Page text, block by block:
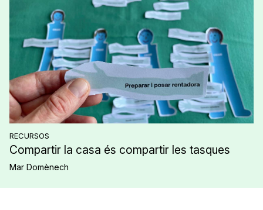
RECURSOS
Compartir la casa és compartir les tasques
Mar Domènech